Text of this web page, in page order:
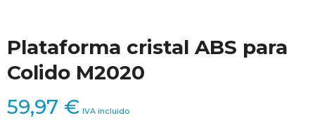
Plataforma cristal ABS para
Colido M2020
59,97 € IVA incluido